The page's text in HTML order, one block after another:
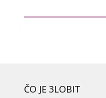
ČO JE 3LOBIT